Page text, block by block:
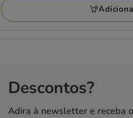
4
avaliações
Descontos?
Adira à newsletter e receba